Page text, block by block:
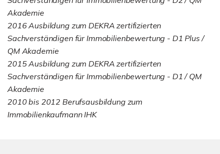
Akademie
2016 Ausbildung zum DEKRA zertifizierten
Sachverständigen für Immobilienbewertung - D1 Plus /
QM Akademie
2015 Ausbildung zum DEKRA zertifizierten
Sachverständigen für Immobilienbewertung - D1 / QM
Akademie
2010 bis 2012 Berufsausbildung zum
Immobilienkaufmann IHK